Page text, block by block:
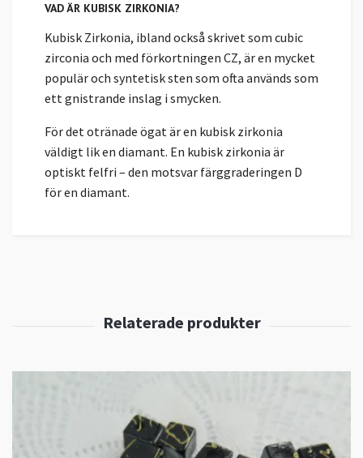
VAD ÄR KUBISK ZIRKONIA?
Kubisk Zirkonia, ibland också skrivet som cubic
zirconia och med förkortningen CZ, är en mycket
populär och syntetisk sten som ofta används som
ett gnistrande inslag i smycken.
För det otränade ögat är en kubisk zirkonia
väldigt lik en diamant. En kubisk zirkonia är
optiskt felfri – den motsvar färggraderingen D
för en diamant.